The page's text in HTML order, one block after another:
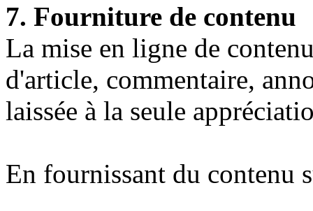
7. Fourniture de contenu
La mise en ligne de
d'article, commentaire,
laissée à la seule
En fournissant du contenu